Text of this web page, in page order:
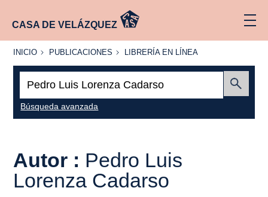
CASA DE VELÁZQUEZ
INICIO
INICIO PUBLICACIONES
PUBLICACIONES
LIBRERÍA
LÍNEA
LIBRERÍA EN LÍNEA
Búsqueda avanzada
Autor : Pedro Luis
Lorenza Cadarso